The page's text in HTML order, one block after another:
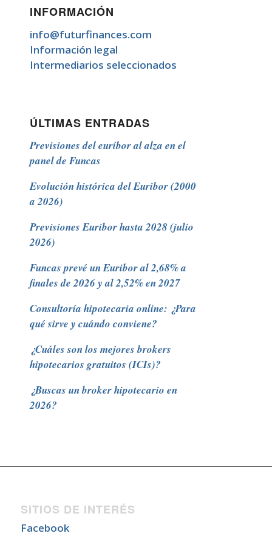
INFORMACIÓN
info@futurfinances.com
Información legal
Intermediarios seleccionados
ÚLTIMAS ENTRADAS
Previsiones del euríbor al alza en el
panel de Funcas
Evolución histórica del Euribor (2000
a 2026)
Previsiones Euribor hasta 2028 (julio
2026)
Funcas prevé un Euribor al 2,68% a
finales de 2026 y al 2,52% en 2027
Consultoría hipotecaria online: ¿Para
qué sirve y cuándo conviene?
¿Cuáles son los mejores brokers
hipotecarios gratuitos (ICIs)?
¿Buscas un broker hipotecario en
2026?
SITIOS DE INTERÉS
Facebook